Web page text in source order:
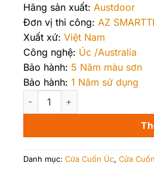
Hãng sản xuất: Austdoor
Đơn vị thi công: AZ
Xuất xứ: Việt Nam
Công nghệ: Úc /Australia
Bảo hành: 5 Năm màu sơn
Bảo hành: 1 Năm sử dụng
Cửa Cuốn Nan Nhôm Austdoor
Danh mục: Cửa Cuốn Úc, Cửa